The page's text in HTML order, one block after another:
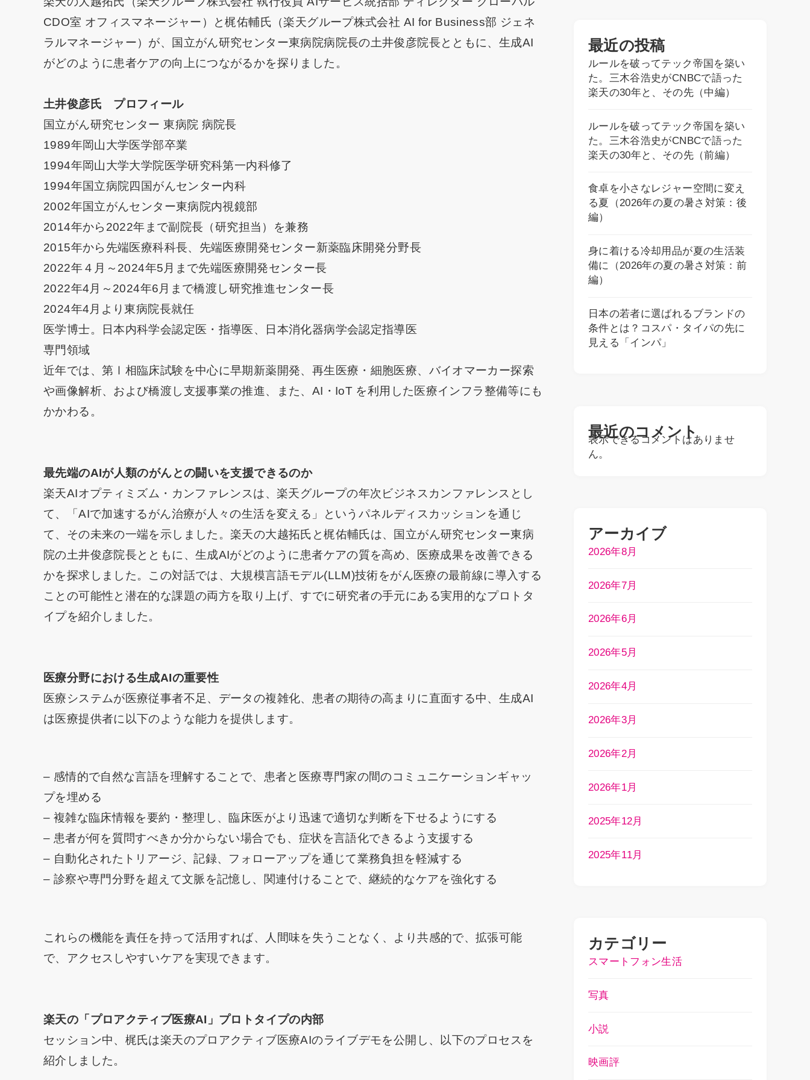
CDO室 オフィスマネージャー）と梶佑輔氏（楽天グループ株式会社 AI for Business部 ジェネ
ラルマネージャー）が、国立がん研究センター東病院病院長の土井俊彦院長とともに、生成AI
がどのように患者ケアの向上につながるかを探りました。
土井俊彦氏 プロフィール
国立がん研究センター 東病院 病院長
1989年岡山大学医学部卒業
1994年岡山大学大学院医学研究科第一内科修了
1994年国立病院四国がんセンター内科
2002年国立がんセンター東病院内視鏡部
2014年から2022年まで副院長（研究担当）を兼務
2015年から先端医療科科長、先端医療開発センター新薬臨床開発分野長
2022年４月～2024年5月まで先端医療開発センター長
2022年4月～2024年6月まで橋渡し研究推進センター長
2024年4月より東病院長就任
医学博士。日本内科学会認定医・指導医、日本消化器病学会認定指導医
専門領域
近年では、第Ⅰ相臨床試験を中心に早期新薬開発、再生医療・細胞医療、バイオマーカー探索
や画像解析、および橋渡し支援事業の推進、また、AI・IoT を利用した医療インフラ整備等にも
かかわる。
最先端のAIが人類のがんとの闘いを支援できるのか
楽天AIオプティミズム・カンファレンスは、楽天グループの年次ビジネスカンファレンスとし
て、「AIで加速するがん治療が人々の生活を変える」というパネルディスカッションを通じ
て、その未来の一端を示しました。楽天の大越拓氏と梶佑輔氏は、国立がん研究センター東病
院の土井俊彦院長とともに、生成AIがどのように患者ケアの質を高め、医療成果を改善できる
かを探求しました。この対話では、大規模言語モデル(LLM)技術をがん医療の最前線に導入する
ことの可能性と潜在的な課題の両方を取り上げ、すでに研究者の手元にある実用的なプロトタ
イプを紹介しました。
医療分野における生成AIの重要性
医療システムが医療従事者不足、データの複雑化、患者の期待の高まりに直面する中、生成AI
は医療提供者に以下のような能力を提供します。
– 感情的で自然な言語を理解することで、患者と医療専門家の間のコミュニケーションギャッ
プを埋める
– 複雑な臨床情報を要約・整理し、臨床医がより迅速で適切な判断を下せるようにする
– 患者が何を質問すべきか分からない場合でも、症状を言語化できるよう支援する
– 自動化されたトリアージ、記録、フォローアップを通じて業務負担を軽減する
– 診察や専門分野を超えて文脈を記憶し、関連付けることで、継続的なケアを強化する
これらの機能を責任を持って活用すれば、人間味を失うことなく、より共感的で、拡張可能
で、アクセスしやすいケアを実現できます。
楽天の「プロアクティブ医療AI」プロトタイプの内部
セッション中、梶氏は楽天のプロアクティブ医療AIのライブデモを公開し、以下のプロセスを
紹介しました。
最近の投稿
ルールを破ってテック帝国を築い
た。三木谷浩史がCNBCで語った
楽天の30年と、その先（中編）
ルールを破ってテック帝国を築い
た。三木谷浩史がCNBCで語った
楽天の30年と、その先（前編）
食卓を小さなレジャー空間に変え
る夏（2026年の夏の暑さ対策：後
編）
身に着ける冷却用品が夏の生活装
備に（2026年の夏の暑さ対策：前
編）
日本の若者に選ばれるブランドの
条件とは？コスパ・タイパの先に
見える「インパ」
最近のコメント
表示できるコメントはありませ
ん。
アーカイブ
2026年8月
2026年7月
2026年6月
2026年5月
2026年4月
2026年3月
2026年2月
2026年1月
2025年12月
2025年11月
カテゴリー
スマートフォン生活
写真
小説
映画評